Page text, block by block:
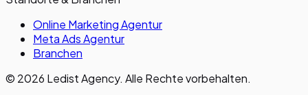
Online Marketing Agentur
Meta Ads Agentur
Branchen
© 2026 Ledist Agency. Alle Rechte vorbehalten.